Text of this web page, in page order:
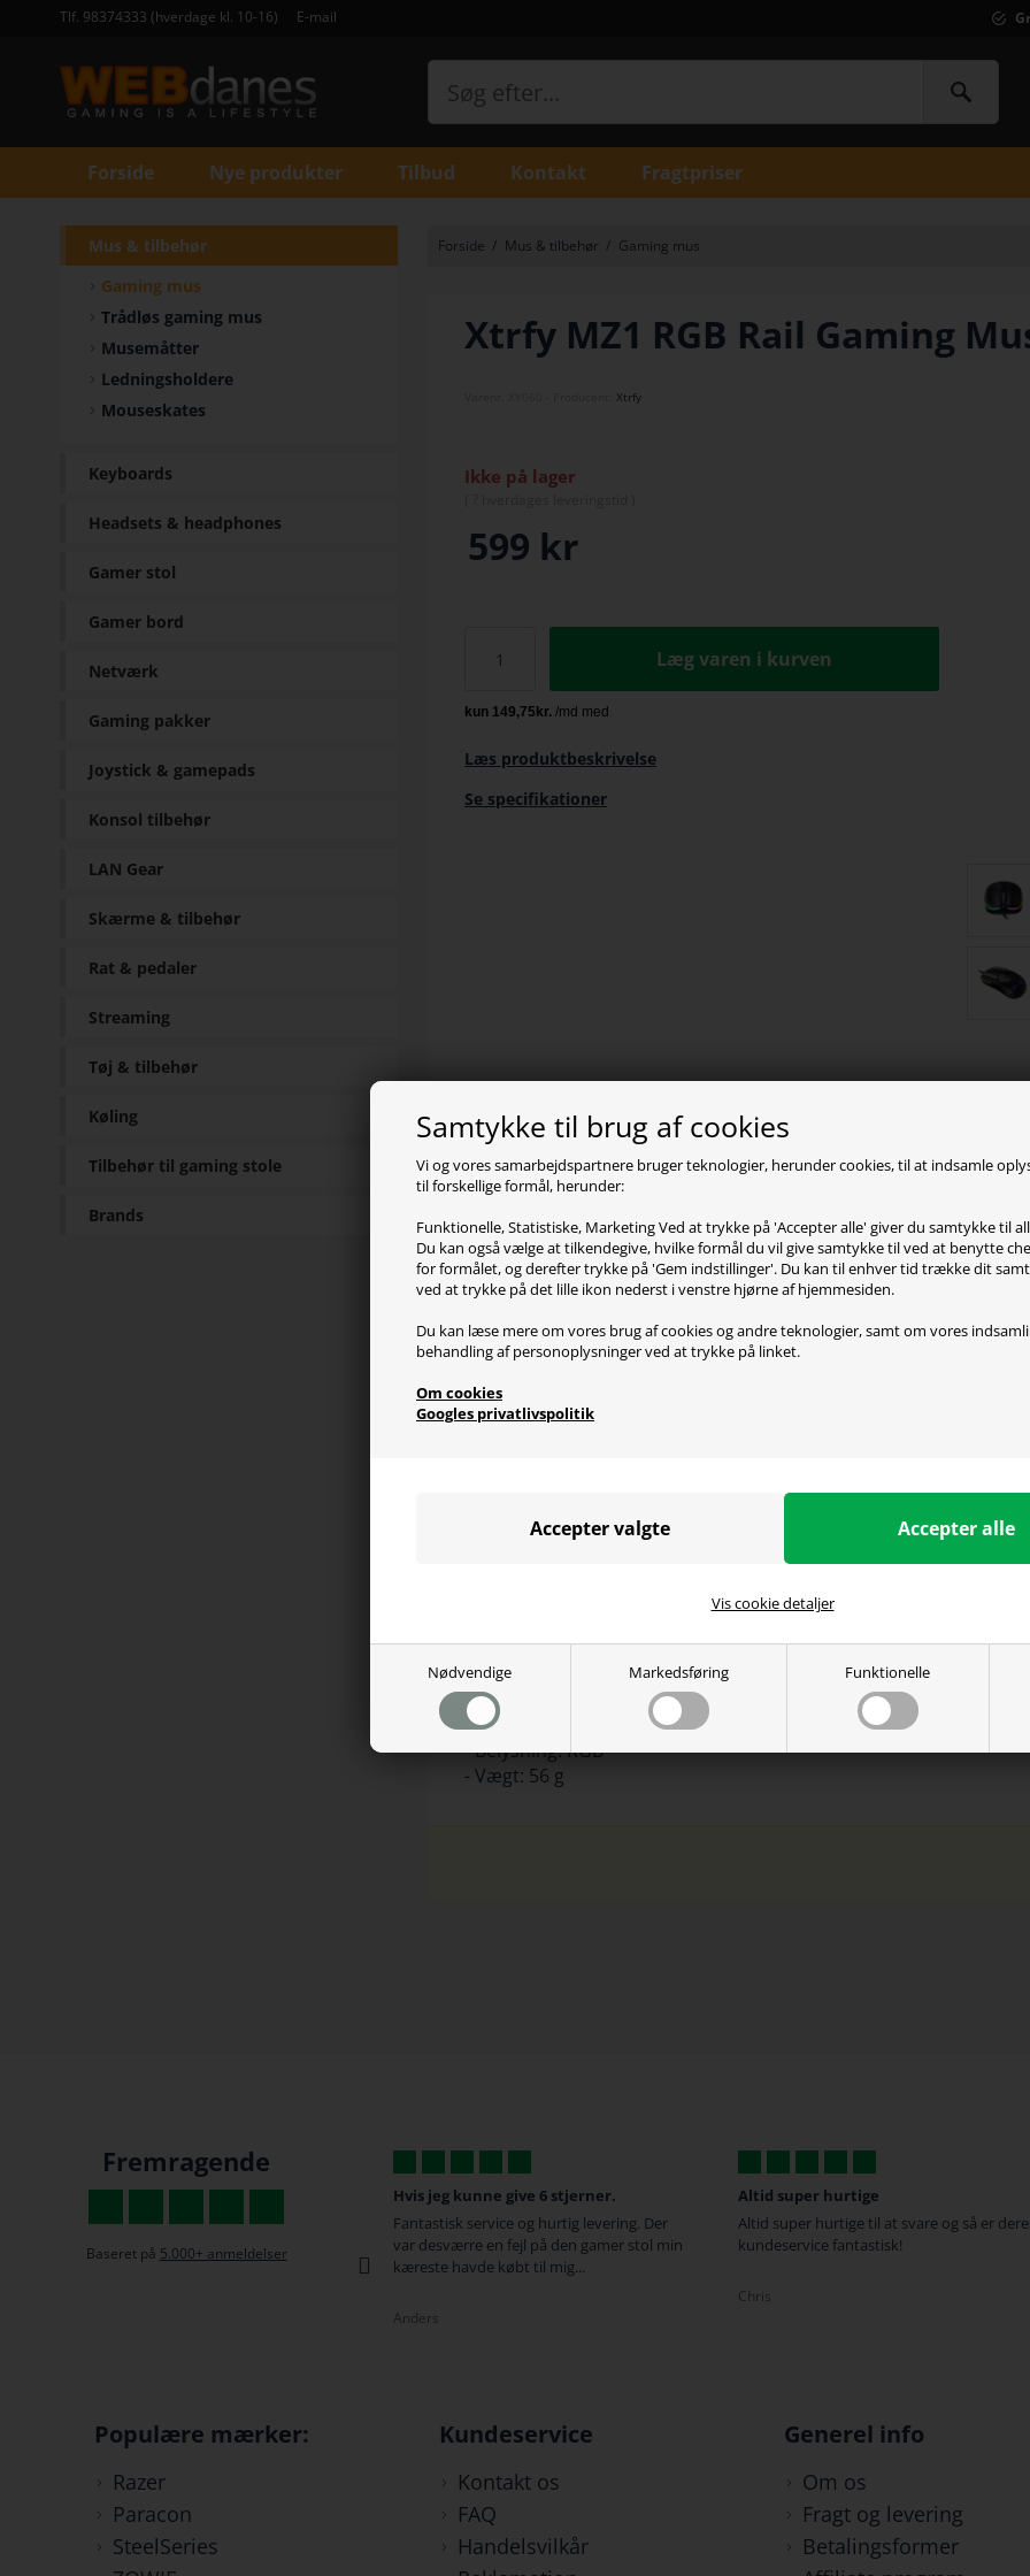
Samtykke til brug af cookies
Vi og vores samarbejdspartnere bruger teknologier, herunder cookies, til at indsamle
til forskellige formål, herunder:
Funktionelle, Statistiske, Marketing Ved at trykke på 'Accepter alle' giver du samtykke til
Du kan også vælge at tilkendegive, hvilke formål du vil give samtykke til ved at benytte
for formålet, og derefter trykke på 'Gem indstillinger'. Du kan til enhver tid trække dit
ved at trykke på det lille ikon nederst i venstre hjørne af hjemmesiden.
Du kan læse mere om vores brug af cookies og andre teknologier, samt om vores
behandling af personoplysninger ved at trykke på linket.
Om cookies
Googles privatlivspolitik
Nødvendige Markedsføring Funktionelle
Vis cookie detaljer
Tlf. 98374333 (hverdage kl. 10-16) E-mail
Forside Nye produkter Tilbud Kontakt Fragtpriser
Forside / Mus & tilbehør / Gaming mus
Xtrfy MZ1 RGB Rail Gaming
Xtrfy
Ikke på lager
599 kr
Læg varen i kurven
Læs produktbeskrivelse
Se specifikationer
Produktbeskrivelse
Xtrfy MZ1 RGB Zy's Rail er resultatet af Xtrfy's partnerskab med
youtuber ROCKET JUMP NINJA som på hans YouTube kanal
Hvilket man også godt kan se på musen fordi her er altså tænkt
fuldstændig perfekt i hånden, den har en nærmest rekordlav vægt
Den har nok det fedeste design der nogensinde er set en mus
sort farve som gør at RGB belysningen lyser musen op på den
med topklassen indenfor sensor og switches altså musens
du skal ikke bekymre dig om at spilde fordi musen vil være helt
- Forbindelse: USB
- Switch: Kailh
- DPI: 16000 dpi
- Maks. acceleration: 50 G
- Antal knapper: 4
- Belysning: RGB
- Vægt: 56 g
Mus & tilbehør
Gaming mus
Trådløs gaming mus
Musemåtter
Ledningsholdere
Mouseskates
Keyboards
Headsets & headphones
Gamer stol
Gamer bord
Netværk
Gaming pakker
Joystick & gamepads
Konsol tilbehør
LAN Gear
Skærme & tilbehør
Rat & pedaler
Streaming
Tøj & tilbehør
Køling
Tilbehør til gaming stole
Brands
Fremragende
Baseret på 5.000+ anmeldelser
Hvis jeg kunne give 6 stjerner.
Fantastisk service og hurtig levering. Der
var desværre en fejl på den gamer stol min
kæreste havde købt til mig...
Altid super hurtige
Altid super hurtige til at svare og så er deres
kundeservice fantastisk!
Fede produkter...
fede produkter til en rigtig god pris,
hurtig levering
Populære mærker:
Razer
Paracon
SteelSeries
Kundeservice
Kontakt os
FAQ
Handelsvilkår
Generel info
Om os
Fragt og levering
Betalingsformer